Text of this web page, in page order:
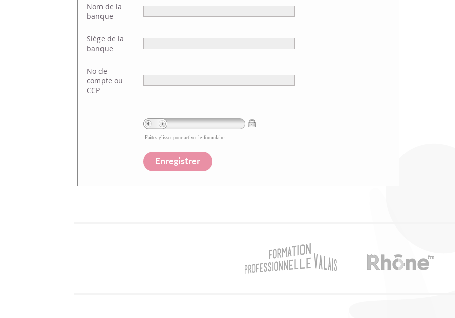
Nom de la
banque
Siège de la
banque
No de
compte ou
CCP
Faites glisser pour activer le formulaire.